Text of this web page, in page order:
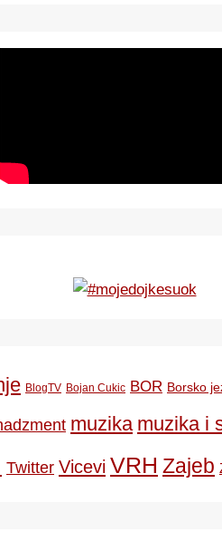
BlogTV Bojan Cukic BOR Borsko
muzika muzika i
Twitter Vicevi VRH Zajeb